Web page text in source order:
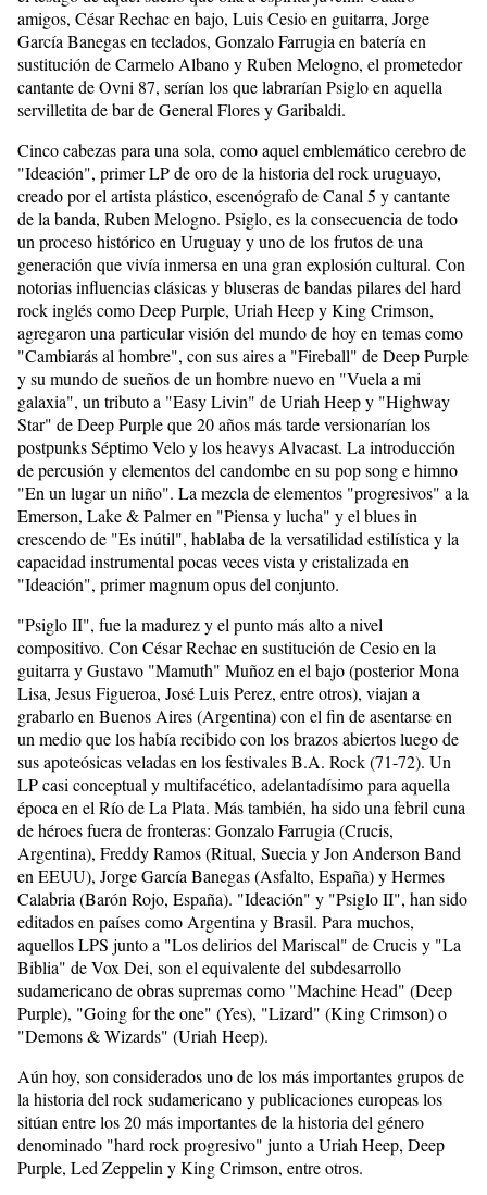
amigos, César Rechac en bajo, Luis Cesio en guitarra, Jorge
García Banegas en teclados, Gonzalo Farrugia en batería en
sustitución de Carmelo Albano y Ruben Melogno, el prometedor
cantante de Ovni 87, serían los que labrarían Psiglo en aquella
servilletita de bar de General Flores y Garibaldi.
Cinco cabezas para una sola, como aquel emblemático cerebro de
"Ideación", primer LP de oro de la historia del rock uruguayo,
creado por el artista plástico, escenógrafo de Canal 5 y cantante
de la banda, Ruben Melogno. Psiglo, es la consecuencia de todo
un proceso histórico en Uruguay y uno de los frutos de una
generación que vivía inmersa en una gran explosión cultural. Con
notorias influencias clásicas y bluseras de bandas pilares del hard
rock inglés como Deep Purple, Uriah Heep y King Crimson,
agregaron una particular visión del mundo de hoy en temas como
"Cambiarás al hombre", con sus aires a "Fireball" de Deep Purple
y su mundo de sueños de un hombre nuevo en "Vuela a mi
galaxia", un tributo a "Easy Livin" de Uriah Heep y "Highway
Star" de Deep Purple que 20 años más tarde versionarían los
postpunks Séptimo Velo y los heavys Alvacast. La introducción
de percusión y elementos del candombe en su pop song e himno
"En un lugar un niño". La mezcla de elementos "progresivos" a la
Emerson, Lake & Palmer en "Piensa y lucha" y el blues in
crescendo de "Es inútil", hablaba de la versatilidad estilística y la
capacidad instrumental pocas veces vista y cristalizada en
"Ideación", primer magnum opus del conjunto.
"Psiglo II", fue la madurez y el punto más alto a nivel
compositivo. Con César Rechac en sustitución de Cesio en la
guitarra y Gustavo "Mamuth" Muñoz en el bajo (posterior Mona
Lisa, Jesus Figueroa, José Luis Perez, entre otros), viajan a
grabarlo en Buenos Aires (Argentina) con el fin de asentarse en
un medio que los había recibido con los brazos abiertos luego de
sus apoteósicas veladas en los festivales B.A. Rock (71-72). Un
LP casi conceptual y multifacético, adelantadísimo para aquella
época en el Río de La Plata. Más también, ha sido una febril cuna
de héroes fuera de fronteras: Gonzalo Farrugia (Crucis,
Argentina), Freddy Ramos (Ritual, Suecia y Jon Anderson Band
en EEUU), Jorge García Banegas (Asfalto, España) y Hermes
Calabria (Barón Rojo, España). "Ideación" y "Psiglo II", han sido
editados en países como Argentina y Brasil. Para muchos,
aquellos LPS junto a "Los delirios del Mariscal" de Crucis y "La
Biblia" de Vox Dei, son el equivalente del subdesarrollo
sudamericano de obras supremas como "Machine Head" (Deep
Purple), "Going for the one" (Yes), "Lizard" (King Crimson) o
"Demons & Wizards" (Uriah Heep).
Aún hoy, son considerados uno de los más importantes grupos de
la historia del rock sudamericano y publicaciones europeas los
sitúan entre los 20 más importantes de la historia del género
denominado "hard rock progresivo" junto a Uriah Heep, Deep
Purple, Led Zeppelin y King Crimson, entre otros.